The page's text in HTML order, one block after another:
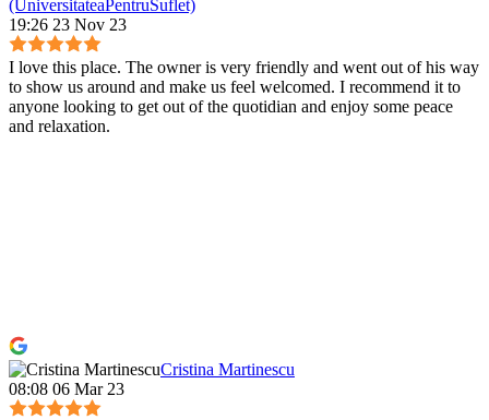
(UniversitateaPentruSuflet)
19:26 23 Nov 23
I love this place. The owner is very friendly and went out of his way
to show us around and make us feel welcomed. I recommend it to
anyone looking to get out of the quotidian and enjoy some peace
and relaxation.
Cristina Martinescu
08:08 06 Mar 23